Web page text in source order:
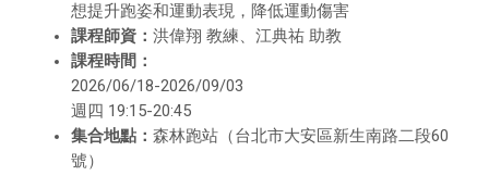
想提升跑姿和運動表現，降低運動傷害
課程師資： 洪偉翔 教練、江典祐 助教
課程時間：
2026/06/18-2026/09/03
週四 19:15-20:45
集合地點： 森林跑站（台北市大安區新生南路二段60
號）